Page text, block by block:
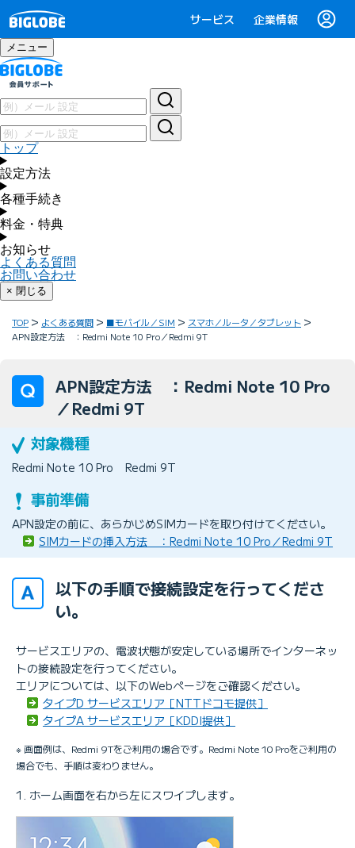
サービス 企業情報
メニュー
トップ
設定方法
各種手続き
料金・特典
お知らせ
よくある質問
お問い合わせ
× 閉じる
TOP よくある質問 ■モバイル／SIM
スマホ／ルータ／タブレット
APN設定方法 ：Redmi Note 10 Pro／Redmi 9T
APN設定方法 ：Redmi Note 10 Pro
／Redmi 9T
Redmi Note 10 Pro Redmi 9T
APN設定の前に、あらかじめSIMカードを取り付けてください。
SIMカードの挿入方法 ：Redmi Note 10 Pro／Redmi 9T
以下の手順で接続設定を行ってくださ
い。
サービスエリアの、電波状態が安定している場所でインターネッ
トの接続設定を行ってください。
エリアについては、以下のWebページをご確認ください。
タイプD サービスエリア［NTTドコモ提供］
タイプA サービスエリア［KDDI提供］
※ 画面例は、Redmi 9Tをご利用の場合です。Redmi Note 10 Proをご利用の
場合でも、手順は変わりません。
ホーム画面を右から左にスワイプします。